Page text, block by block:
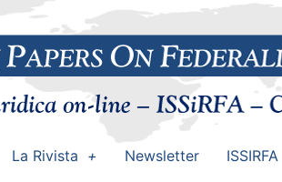
La Rivista Newsletter ISSIRFA